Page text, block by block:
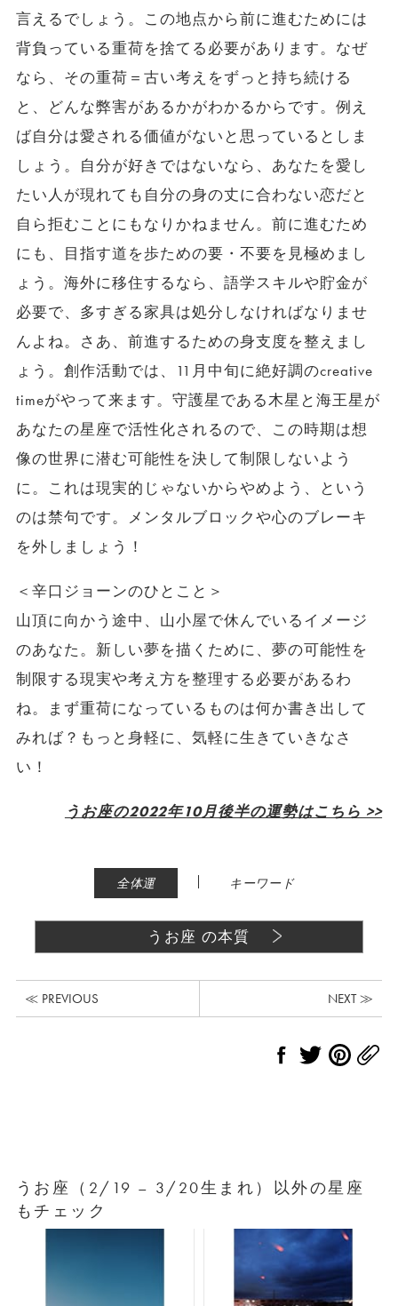
言えるでしょう。この地点から前に進むためには
背負っている重荷を捨てる必要があります。なぜ
なら、その重荷＝古い考えをずっと持ち続ける
と、どんな弊害があるかがわかるからです。例え
ば自分は愛される価値がないと思っているとしま
しょう。自分が好きではないなら、あなたを愛し
たい人が現れても自分の身の丈に合わない恋だと
自ら拒むことにもなりかねません。前に進むため
にも、目指す道を歩ための要・不要を見極めまし
ょう。海外に移住するなら、語学スキルや貯金が
必要で、多すぎる家具は処分しなければなりませ
んよね。さあ、前進するための身支度を整えまし
ょう。創作活動では、11月中旬に絶好調のcreative
timeがやって来ます。守護星である木星と海王星が
あなたの星座で活性化されるので、この時期は想
像の世界に潜む可能性を決して制限しないよう
に。これは現実的じゃないからやめよう、という
のは禁句です。メンタルブロックや心のブレーキ
を外しましょう！
＜辛口ジョーンのひとこと＞
山頂に向かう途中、山小屋で休んでいるイメージ
のあなた。新しい夢を描くために、夢の可能性を
制限する現実や考え方を整理する必要があるわ
ね。まず重荷になっているものは何か書き出して
みれば？もっと身軽に、気軽に生きていきなさ
い！
うお座の2022年10月後半の運勢はこちら >>
全体運 | キーワード
うお座 の本質
≪ PREVIOUS NEXT ≫
うお座（2/19 – 3/20生まれ）以外の星座
もチェック